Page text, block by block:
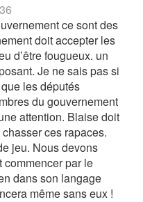
ce sont des
doit accepter les
d’être fougueux. un
Je ne sais pas si
les députés
du gouvernement
attention. Blaise doit
ces rapaces.
jeu. Nous devons
commencer par le
dans son langage
même sans eux !